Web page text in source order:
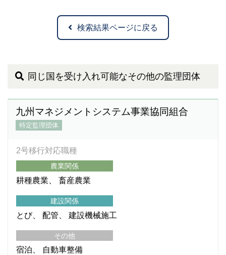
検索結果ページに戻る
同じ国を受け入れ可能なその他の監理団体
九州マネジメントシステム事業協同組合
特定監理団体
2号移行対応職種
農業関係
耕種農業 畜産農業
建設関係
とび 配管 建設機械施工
その他
宿泊 自動車整備